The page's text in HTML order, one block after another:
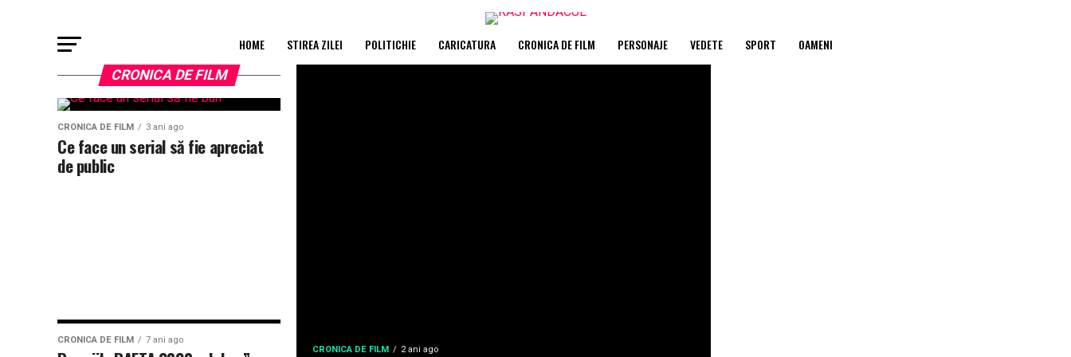
HOME STIREA ZILEI POLITICHIE CARICATURA CRONICA DE FILM PERSONAJE VEDETE SPORT OAMENI
CRONICA DE FILM 2 ani ago
CRONICA DE FILM
CRONICA DE FILM 3 ani ago
Ce face un serial să fie apreciat
de public
CRONICA DE FILM 7 ani ago